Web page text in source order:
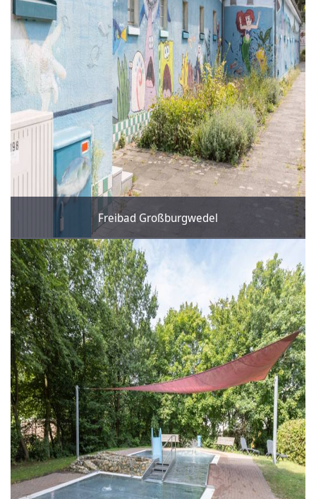
Freibad Großburgwedel